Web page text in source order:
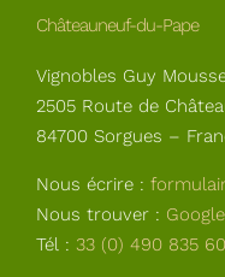
Châteauneuf-du-Pape
Vignobles Guy
2505 Route de
84700 Sorgues –
Nous écrire :
Nous trouver :
Tél : 33 (0) 490 835